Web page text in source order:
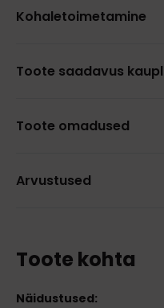
Kohaletoimetamine
Toote saadavus
Toote omadused
Arvustused
Toote kohta
Näidustused: